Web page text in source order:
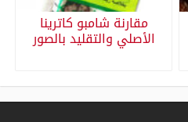
مقارنة شامبو كاترينا
الأصلي والتقليد بالصور